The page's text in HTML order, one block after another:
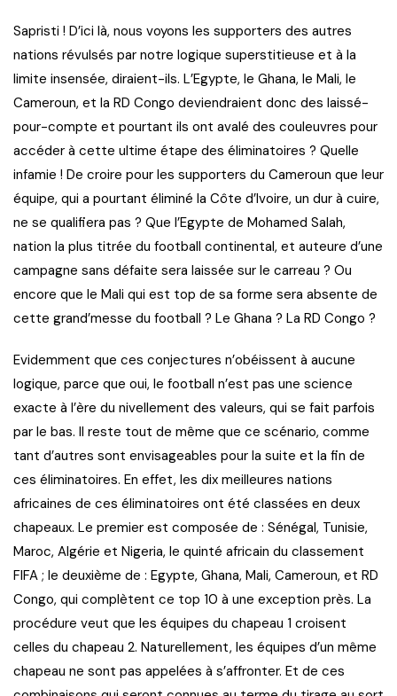
Sapristi ! D’ici là, nous voyons les supporters des autres
nations révulsés par notre logique superstitieuse et à la
limite insensée, diraient-ils. L’Egypte, le Ghana, le Mali, le
Cameroun, et la RD Congo deviendraient donc des laissé-
pour-compte et pourtant ils ont avalé des couleuvres pour
accéder à cette ultime étape des éliminatoires ? Quelle
infamie ! De croire pour les supporters du Cameroun que leur
équipe, qui a pourtant éliminé la Côte d’Ivoire, un dur à cuire,
ne se qualifiera pas ? Que l’Egypte de Mohamed Salah,
nation la plus titrée du football continental, et auteure d’une
campagne sans défaite sera laissée sur le carreau ? Ou
encore que le Mali qui est top de sa forme sera absente de
cette grand’messe du football ? Le Ghana ? La RD Congo ?
Evidemment que ces conjectures n’obéissent à aucune
logique, parce que oui, le football n’est pas une science
exacte à l’ère du nivellement des valeurs, qui se fait parfois
par le bas. Il reste tout de même que ce scénario, comme
tant d’autres sont envisageables pour la suite et la fin de
ces éliminatoires. En effet, les dix meilleures nations
africaines de ces éliminatoires ont été classées en deux
chapeaux. Le premier est composée de : Sénégal, Tunisie,
Maroc, Algérie et Nigeria, le quinté africain du classement
FIFA ; le deuxième de : Egypte, Ghana, Mali, Cameroun, et RD
Congo, qui complètent ce top 10 à une exception près. La
procédure veut que les équipes du chapeau 1 croisent
celles du chapeau 2. Naturellement, les équipes d’un même
chapeau ne sont pas appelées à s’affronter. Et de ces